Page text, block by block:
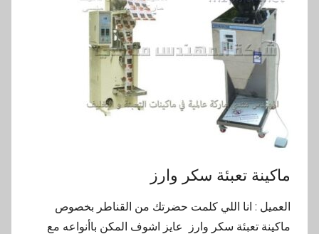
ماكينة تعبئة سكر وارز
العميل : انا اللي كلمت حضرتك من القناطر بخصوص
ماكينة تعبئة سكر وارز عايز اشوف المكن باأنواعه مع